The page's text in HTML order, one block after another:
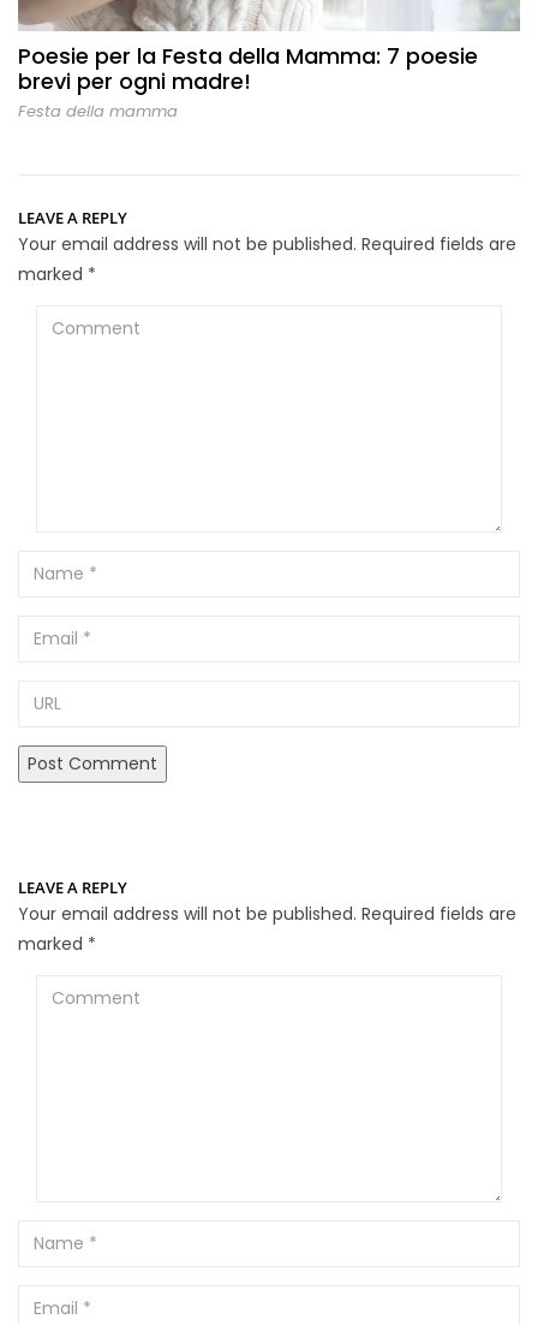
Poesie per la Festa della Mamma: 7 poesie
brevi per ogni madre!
Festa della mamma
LEAVE A REPLY
Your email address will not be published. Required fields are
marked *
Comment
Name
Email
LEAVE A REPLY
Your email address will not be published. Required fields are
marked *
Comment
Name
Email